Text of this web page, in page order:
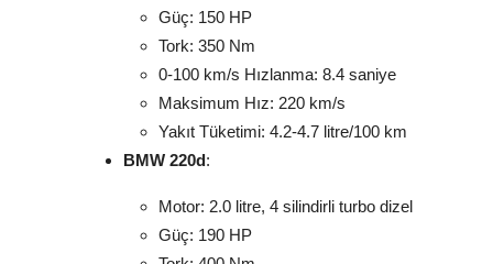
Güç: 150 HP
Tork: 350 Nm
0-100 km/s Hızlanma: 8.4 saniye
Maksimum Hız: 220 km/s
Yakıt Tüketimi: 4.2-4.7 litre/100 km
BMW 220d:
Motor: 2.0 litre, 4 silindirli turbo dizel
Güç: 190 HP